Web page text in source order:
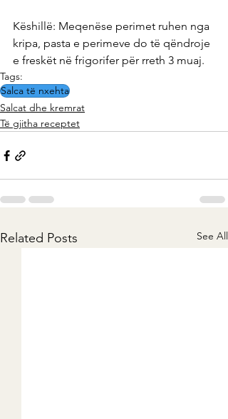
Këshillë: Meqenëse perimet ruhen nga
kripa, pasta e perimeve do të qëndroje
e freskët në frigorifer për rreth 3 muaj.
Tags:
Salca të nxehta
Salcat dhe kremrat
Të gjitha receptet
Related Posts See All